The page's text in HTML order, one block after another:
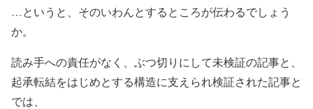
…というと、そのいわんとするところが伝わるでしょう
か。
読み手への責任がなく、ぶつ切りにして未検証の記事と、
起承転結をはじめとする構造に支えられ検証された記事と
では、